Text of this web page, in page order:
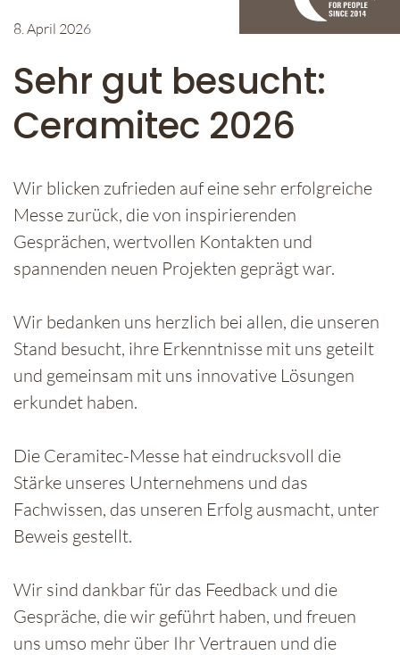
8. April 2026
Sehr gut besucht:
Ceramitec 2026
Wir blicken zufrieden auf eine sehr erfolgreiche
Messe zurück, die von inspirierenden
Gesprächen, wertvollen Kontakten und
spannenden neuen Projekten geprägt war.
Wir bedanken uns herzlich bei allen, die unseren
Stand besucht, ihre Erkenntnisse mit uns geteilt
und gemeinsam mit uns innovative Lösungen
erkundet haben.
Die Ceramitec-Messe hat eindrucksvoll die
Stärke unseres Unternehmens und das
Fachwissen, das unseren Erfolg ausmacht, unter
Beweis gestellt.
Wir sind dankbar für das Feedback und die
Gespräche, die wir geführt haben, und freuen
uns umso mehr über Ihr Vertrauen und die